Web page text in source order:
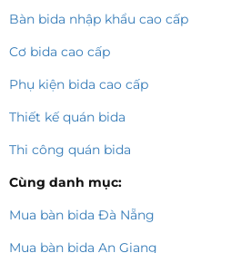
Bàn bida nhập khẩu cao cấp
Cơ bida cao cấp
Phụ kiện bida cao cấp
Thiết kế quán bida
Thi công quán bida
Cùng danh mục:
Mua bàn bida Đà Nẵng
Mua bàn bida An Giang